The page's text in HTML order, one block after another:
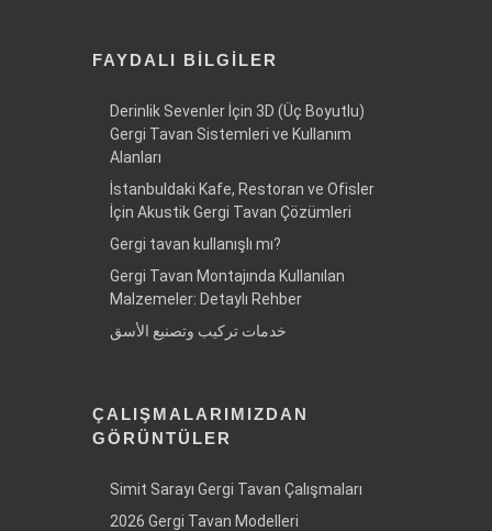
FAYDALI BILGILER
Derinlik Sevenler İçin 3D (Üç Boyutlu)
Gergi Tavan Sistemleri ve Kullanım
Alanları
İstanbuldaki Kafe, Restoran ve Ofisler
İçin Akustik Gergi Tavan Çözümleri
Gergi tavan kullanışlı mı?
Gergi Tavan Montajında Kullanılan
Malzemeler: Detaylı Rehber
خدمات تركيب وتصنيع الأسق
ÇALIŞMALARIMIZDAN
GÖRÜNTÜLER
Simit Sarayı Gergi Tavan Çalışmaları
2026 Gergi Tavan Modelleri